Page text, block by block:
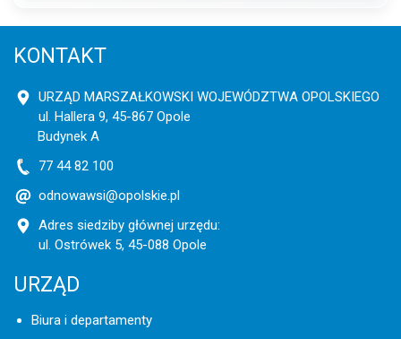
KONTAKT
URZĄD MARSZAŁKOWSKI WOJEWÓDZTWA OPOLSKIEGO
ul. Hallera 9, 45-867 Opole
Budynek A
77 44 82 100
odnowawsi@opolskie.pl
Adres siedziby głównej urzędu:
ul. Ostrówek 5, 45-088 Opole
URZĄD
Biura i departamenty